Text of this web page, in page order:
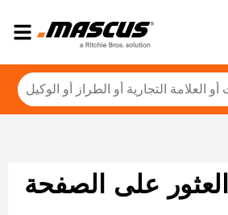
على الصفحة